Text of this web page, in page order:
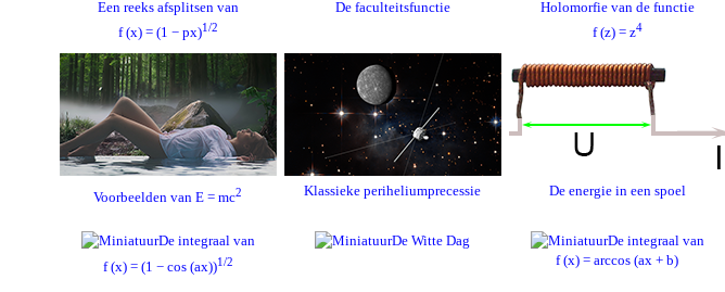
Een reeks afsplitsen van
f (x) = (1 − px)1/2
De faculteitsfunctie
Holomorfie van de functie
f (z) = z4
Voorbeelden van E = mc2 Klassieke periheliumprecessie De energie in een spoel
De integraal van
f (x) = (1 − cos (ax))1/2
De Witte Dag
De integraal van
f (x) = arccos (ax + b)